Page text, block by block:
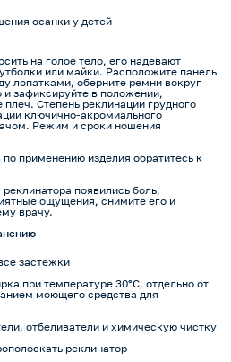
осанки у детей
на голое тело, его надевают
или майки. Расположите панель
лопатками, оберните ремни вокруг
и зафиксируйте в положении,
Степень реклинации грудного
ключично-акромиального
Режим и сроки ношения
применению изделия обратитесь к
появились боль,
ощущения, снимите его и
врачу.
застежки
при температуре 30°C, отдельно от
моющего средства для
отбеливатели и химическую чистку
реклинатор